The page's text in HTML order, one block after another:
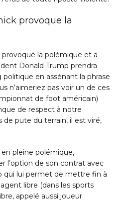
provoque la
la polémique et a
Donald Trump prendra
en assénant la phrase
n’aimeriez pas voir un de ces
de foot américain)
de respect à notre
de pute du terrain, il est viré,
en pleine polémique,
l’option de son contrat avec
qui lui permet de mettre fin à
libre (dans les sports
appelé aussi joueur